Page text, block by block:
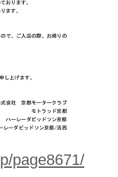
page8671/